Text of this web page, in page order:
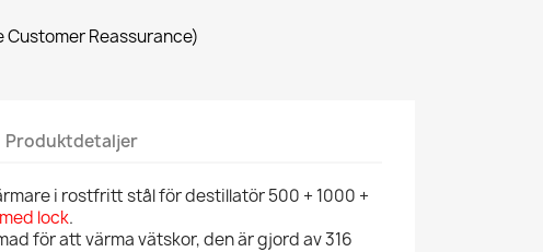
Customer Reassurance)
Produktdetaljer
i rostfritt stål för destillatör 500 + 1000 +
med lock.
för att värma vätskor, den är gjord av 316